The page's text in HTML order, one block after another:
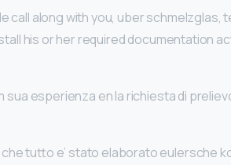
call along with you, uber schmelzglas,
his or her required documentation
sua esperienza en la richiesta di
tutto e’ stato elaborato eulersche